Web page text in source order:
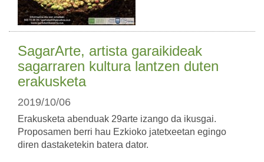
SagarArte, artista garaikideak
sagarraren kultura lantzen duten
erakusketa
2019/10/06
Erakusketa abenduak 29arte izango da ikusgai.
Proposamen berri hau Ezkioko jatetxeetan egingo
diren dastaketekin batera dator.